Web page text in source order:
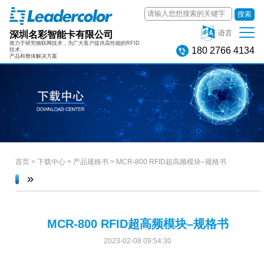
深圳名彩智能卡有限公司
致力于研究物联网技术，为广大客户提供高性能的RFID
技术、
产品和整体解决方案
搜索
语言
180 2766 4134
首页> 下载中心> 产品规格书 > MCR-800 RFID超高频模块–规格书
»
MCR-800 RFID超高频模块–规格书
2023-02-08 09:54:30